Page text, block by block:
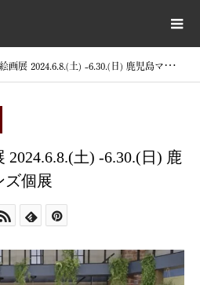
2024.6.8.(土) -6.30.(日) 鹿児島マルヤガーデンズ個展
土) -6.30.(日) 鹿
ズ個展